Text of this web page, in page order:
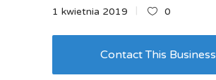
1 kwietnia 2019 0
Contact This Business